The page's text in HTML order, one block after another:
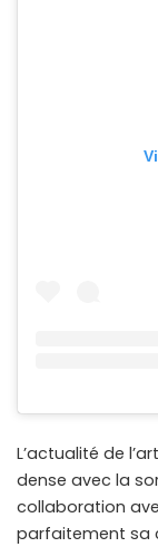
L’actualité de
dense avec la
collaboration
parfaitement sa